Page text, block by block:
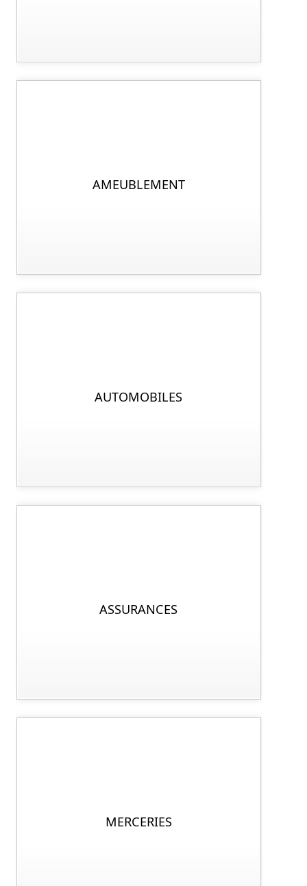
AMEUBLEMENT
AUTOMOBILES
ASSURANCES
MERCERIES